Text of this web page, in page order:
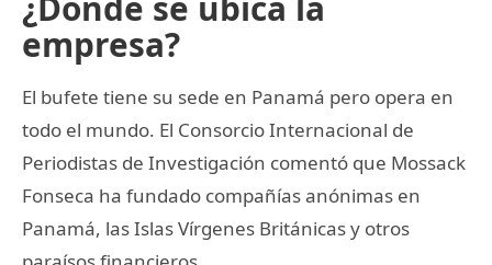
empresa?
El bufete tiene su sede en Panamá pero opera en
todo el mundo. El Consorcio Internacional de
Periodistas de Investigación comentó que Mossack
Fonseca ha fundado compañías anónimas en
Panamá, las Islas Vírgenes Británicas y otros